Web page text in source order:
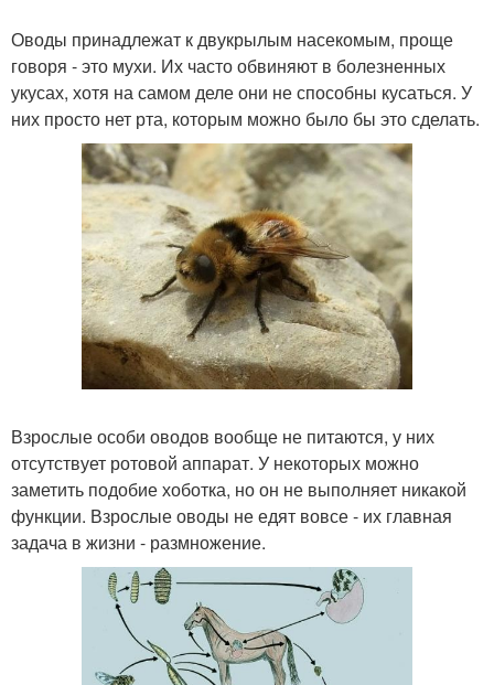
Оводы принадлежат к двукрылым насекомым, проще
говоря - это мухи. Их часто обвиняют в болезненных
укусах, хотя на самом деле они не способны кусаться. У
них просто нет рта, которым можно было бы это сделать.
Взрослые особи оводов вообще не питаются, у них
отсутствует ротовой аппарат. У некоторых можно
заметить подобие хоботка, но он не выполняет никакой
функции. Взрослые оводы не едят вовсе - их главная
задача в жизни - размножение.